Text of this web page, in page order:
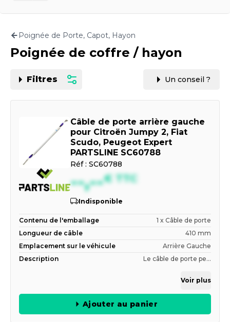
Motorisation
Poignée de Porte, Capot, Hayon
Poignée de coffre / hayon
Filtres Un conseil ?
Câble de porte arrière gauche
pour Citroën Jumpy 2, Fiat
Scudo, Peugeot Expert
PARTSLINE SC60788
Réf : SC60788
--,--€ TTC
Indisponible
Contenu de l'emballage
1 x Câble de porte
Longueur de câble
410 mm
Emplacement sur le véhicule
Arrière Gauche
Description
Le câble de porte pe...
Voir plus
Ajouter au panier